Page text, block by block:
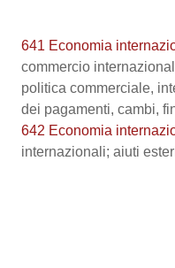
641 Economia
commercio
politica commerciale,
dei pagamenti, cambi,
642 Economia
internazionali; aiuti